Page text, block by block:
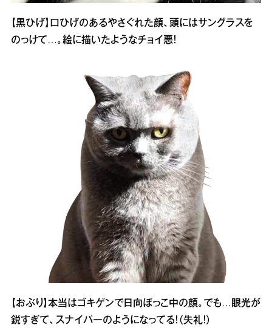
【黒ひげ】口ひげのあるやさぐれた顔、頭にはサングラスを
のっけて…。絵に描いたようなチョイ悪！
【おぶり】本当はゴキゲンで日向ぼっこ中の顔。でも…眼光が
鋭すぎて、スナイパーのようになってる！（失礼！）